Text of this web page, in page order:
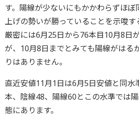
す。陽線が少ないにもかかわらずほ
上げの勢いが勝っていることを示唆す
厳密には6月25日から76本目10月8日
が、10月8日までとみても陽線がはる
りはありません。
直近安値11月1日は6月5日安値と同水
本、陰線48、陽線60とこの水準では
態にあります。